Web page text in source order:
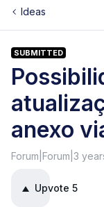
Ideas
SUBMITTED
anexo
Forum|Forum|3
Upvote 5